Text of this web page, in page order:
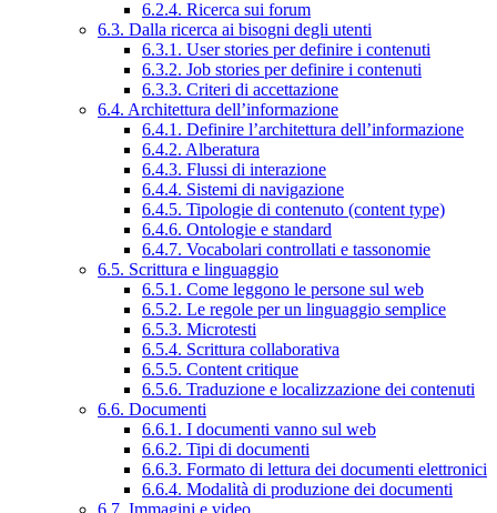
6.2.4. Ricerca sui forum
6.3. Dalla ricerca ai bisogni degli utenti
6.3.1. User stories per definire i contenuti
6.3.2. Job stories per definire i contenuti
6.3.3. Criteri di accettazione
6.4. Architettura dell’informazione
6.4.1. Definire l’architettura dell’informazione
6.4.2. Alberatura
6.4.3. Flussi di interazione
6.4.4. Sistemi di navigazione
6.4.5. Tipologie di contenuto (content type)
6.4.6. Ontologie e standard
6.4.7. Vocabolari controllati e tassonomie
6.5. Scrittura e linguaggio
6.5.1. Come leggono le persone sul web
6.5.2. Le regole per un linguaggio semplice
6.5.3. Microtesti
6.5.4. Scrittura collaborativa
6.5.5. Content critique
6.5.6. Traduzione e localizzazione dei contenuti
6.6. Documenti
6.6.1. I documenti vanno sul web
6.6.2. Tipi di documenti
6.6.3. Formato di lettura dei documenti elettronici
6.6.4. Modalità di produzione dei documenti
6.7. Immagini e video